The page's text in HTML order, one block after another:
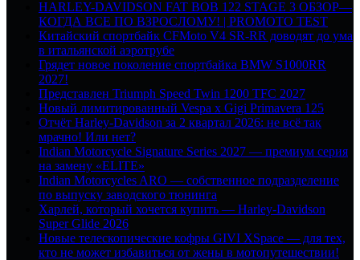
HARLEY-DAVIDSON FAT BOB 122 STAGE 3 ОБЗОР—
КОГДА ВСЕ ПО ВЗРОСЛОМУ! | PROMOTO TEST
Китайский спортбайк CFMoto V4 SR-RR доводят до ума
в итальянской аэротрубе
Грядет новое поколение спортбайка BMW S1000RR
2027!
Представлен Triumph Speed Twin 1200 TFC 2027
Новый лимитированный Vespa x Gigi Primavera 125
Отчёт Harley-Davidson за 2 квартал 2026: не всё так
мрачно! Или нет?
Indian Motorcycle Signature Series 2027 — премиум серия
на замену «ELITE»
Indian Motorcycles ARO — собственное подразделение
по выпуску заводского тюнинга
Харлей, который хочется купить — Harley-Davidson
Super Glide 2026
Новые телескопические кофры GIVI XSpace — для тех,
кто не может избавиться от жены в мотопутешествии!